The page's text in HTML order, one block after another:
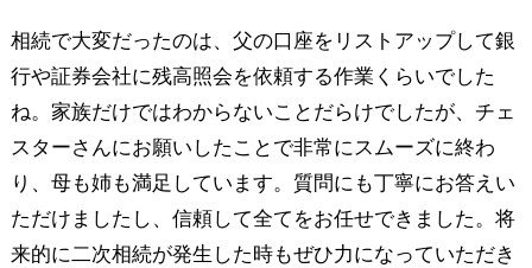
相続で大変だったのは、父の口座をリストアップして銀
行や証券会社に残高照会を依頼する作業くらいでした
ね。家族だけではわからないことだらけでしたが、チェ
スターさんにお願いしたことで非常にスムーズに終わ
り、母も姉も満足しています。質問にも丁寧にお答えい
ただけましたし、信頼して全てをお任せできました。将
来的に二次相続が発生した時もぜひ力になっていただき